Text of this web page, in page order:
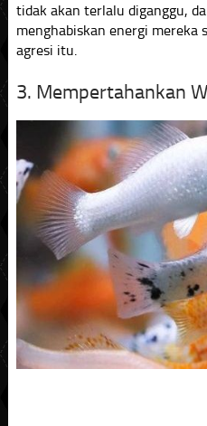
tidak akan terlalu diganggu,
menghabiskan energi mereka
agresi itu.
3. Mempertahankan